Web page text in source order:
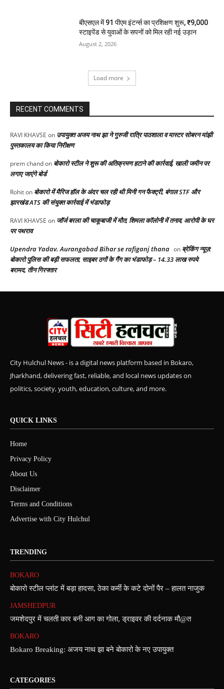
बीएसएल में 91 पीएम इंटर्न्स का प्रशिक्षण शुरू, ₹9,000
स्टाइपेंड से युवाओं के सपनों को मिल रही नई उड़ान
August 2, 2026
Load more
RECENT COMMENTS
RAVI KHAVSE on उपायुक्त अजय नाथ झा ने गुरुजी रात्रि पाठशाला व मास्टर सोबरन मांझी
पुस्तकालय का किया निरीक्षण
prem chandon बोकारो स्टील ने शुरू की अतिक्रमण हटाने की कार्रवाई, खाली जमीन पर
लगाए जाएंगे बोर्ड
Rohiton बोकारो में मैरिज हॉल के अंदर चल रही थी मिनी गन फैक्ट्री, बंगाल STF और
झारखंड ATS की संयुक्त कार्रवाई में भंडाफोड़
RAVI KHAVSE on जॉर्ज बरला की चाकूबाजी में मौत, शिमला कॉलोनी में तनाव, आरोपी के घर
पर पथराव
Upendra Yadav. Aurangabad Bihar se rafiganj thana on ब्रेकिंग न्यूज़:
बोकारो पुलिस की बड़ी सफलता, साइबर ठगों के गैंग का भंडाफोड़ – 14.33 लाख रुपये
बरामद, तीन गिरफ्तार
City Hulchul News - is a digital news platform based in Bokaro,
Jharkhand, delivering fast, reliable, and local news updates on
politics, society, youth, education, culture, and more.
QUICK LINKS
Home
Privacy Policy
About Us
Disclaimer
Terms and Conditions
Advertise with City Hulchul
TRENDING
BOKARO
बोकारो स्टील प्लांट में बड़ा हादसा, ठेका कर्मी के कटे दोनों पैर – हालत नाजुक
JAMSHEDPUR
जमशेदपुर में चलती कार बनी आग का गोला, ड्राइवर की दर्दनाक मौ@त
BOKARO
Bokaro Breaking: अजय नाथ झा बने बोकारो के नए उपायुक्त
CATEGORIES